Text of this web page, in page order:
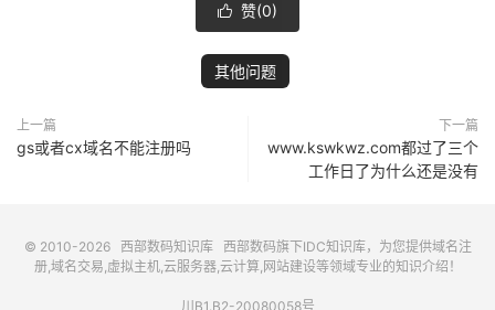
 赞(0)
其他问题
上一篇
gs或者cx域名不能注册吗
下一篇
www.kswkwz.com都过了三个
工作日了为什么还是没有
© 2010-2026 西部数码知识库 西部数码旗下IDC知识库，为您提供域名注
册,域名交易,虚拟主机,云服务器,云计算,网站建设等领域专业的知识介绍！
川B1.B2-20080058号